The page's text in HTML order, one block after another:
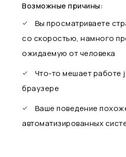
Возможные причины:
Вы просматриваете
со скоростью, намного
ожидаемую от человека
Что-то мешает работе
браузере
Ваше поведение
автоматизированных